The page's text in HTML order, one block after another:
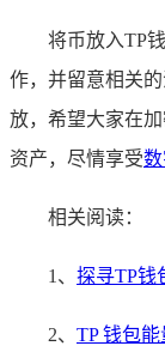
将币放入TP
作，并留意相关
放，希望大家在
资产，尽情享受
相关阅读：
1、 探寻TP钱
2、 TP 钱包